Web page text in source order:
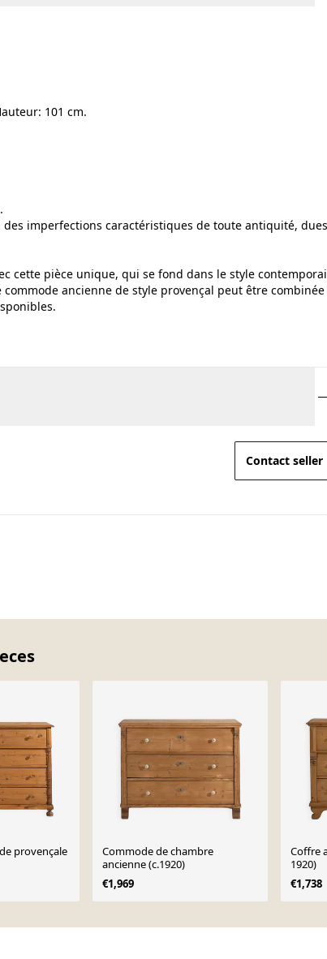
101 cm.
des imperfections caractéristiques de toute antiquité, dues
cette pièce unique, qui se fond dans le style
ancienne de style provençal peut être combinée
Contact seller
provençale
Commode de chambre
ancienne (c.1920)
€1,969
Coffre
1920)
€1,738